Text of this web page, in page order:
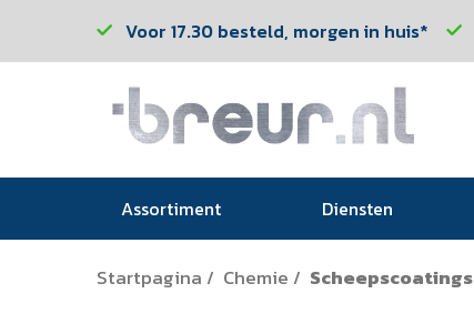
Voor 17.30 besteld, morgen in huis*
Assortiment Diensten
Startpagina / Chemie / Scheepscoatings